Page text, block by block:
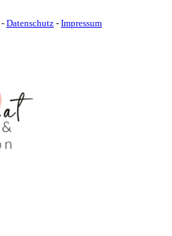
- Datenschutz - Impressum